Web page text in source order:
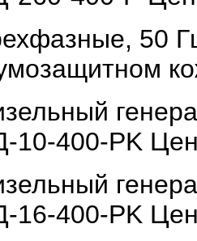
50
10-400-РK
16-400-РK